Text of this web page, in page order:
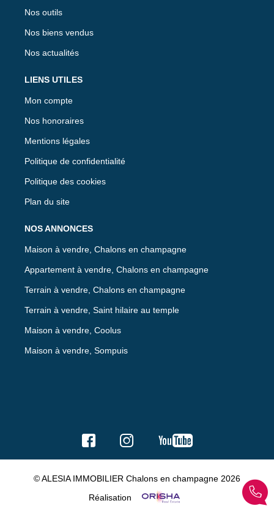
Nos outils
Nos biens vendus
Nos actualités
LIENS UTILES
Mon compte
Nos honoraires
Mentions légales
Politique de confidentialité
Politique des cookies
Plan du site
NOS ANNONCES
Maison à vendre, Chalons en champagne
Appartement à vendre, Chalons en champagne
Terrain à vendre, Chalons en champagne
Terrain à vendre, Saint hilaire au temple
Maison à vendre, Coolus
Maison à vendre, Sompuis
© ALESIA IMMOBILIER Chalons en champagne 2026
Réalisation